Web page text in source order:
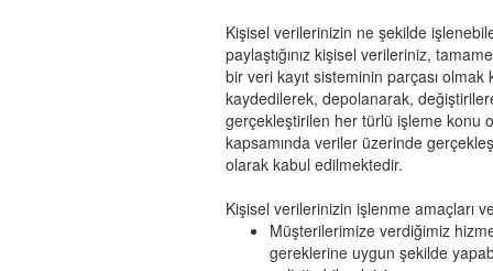
Kişisel verilerinizin ne şekilde
paylaştığınız kişisel verileriniz,
bir veri kayıt sisteminin parçası
kaydedilerek, depolanarak,
gerçekleştirilen her türlü işleme konu
kapsamında veriler üzerinde
olarak kabul edilmektedir.
Kişisel verilerinizin işlenme amaçları
Müşterilerimize verdiğimiz
gereklerine uygun şekilde